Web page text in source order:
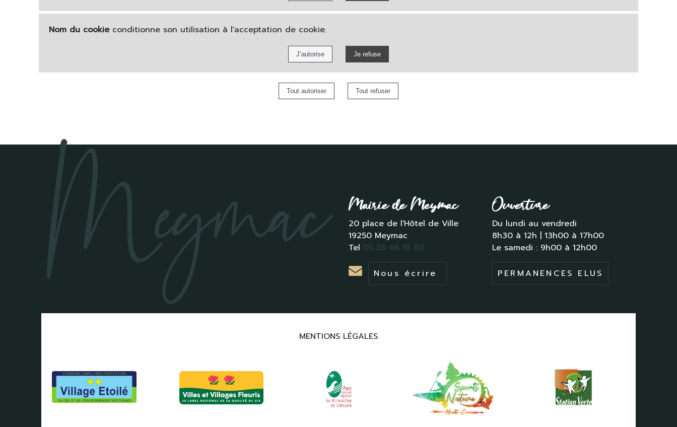
Nom du cookieconditionne son utilisation à l'acceptation de cookie.
Mairie de Meymac
20 place de l'Hôtel de Ville
19250 Meymac
Tel 05 55 46 19 90
Nous écrire
Ouverture
Du lundi au vendredi
8h30 à 12h | 13h00 à 17h00
Le samedi : 9h00 à 12h00
PERMANENCES ELUS
MENTIONS LÉGALES